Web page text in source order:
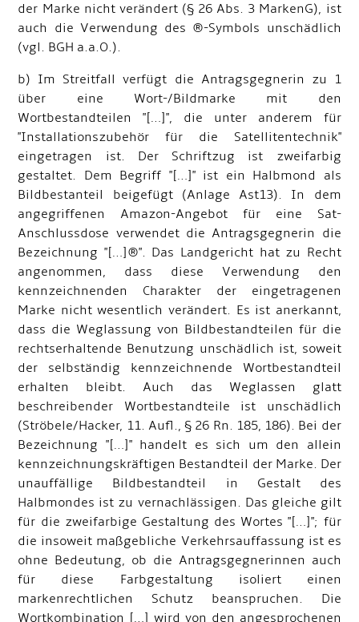
der Marke nicht verändert (§ 26 Abs. 3 MarkenG), ist
auch die Verwendung des ®-Symbols unschädlich
(vgl. BGH a.a.O.).
b) Im Streitfall verfügt die Antragsgegnerin zu 1
über eine Wort-/Bildmarke mit den
Wortbestandteilen "[…]", die unter anderem für
"Installationszubehör für die Satellitentechnik"
eingetragen ist. Der Schriftzug ist zweifarbig
gestaltet. Dem Begriff "[…]" ist ein Halbmond als
Bildbestanteil beigefügt (Anlage Ast13). In dem
angegriffenen Amazon-Angebot für eine Sat-
Anschlussdose verwendet die Antragsgegnerin die
Bezeichnung "[…]®". Das Landgericht hat zu Recht
angenommen, dass diese Verwendung den
kennzeichnenden Charakter der eingetragenen
Marke nicht wesentlich verändert. Es ist anerkannt,
dass die Weglassung von Bildbestandteilen für die
rechtserhaltende Benutzung unschädlich ist, soweit
der selbständig kennzeichnende Wortbestandteil
erhalten bleibt. Auch das Weglassen glatt
beschreibender Wortbestandteile ist unschädlich
(Ströbele/Hacker, 11. Aufl., § 26 Rn. 185, 186). Bei der
Bezeichnung "[…]" handelt es sich um den allein
kennzeichnungskräftigen Bestandteil der Marke. Der
unauffällige Bildbestandteil in Gestalt des
Halbmondes ist zu vernachlässigen. Das gleiche gilt
für die zweifarbige Gestaltung des Wortes "[…]"; für
die insoweit maßgebliche Verkehrsauffassung ist es
ohne Bedeutung, ob die Antragsgegnerinnen auch
für diese Farbgestaltung isoliert einen
markenrechtlichen Schutz beanspruchen. Die
Wortkombination […] wird von den angesprochenen